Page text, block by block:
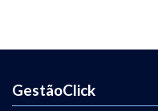
GestãoClick